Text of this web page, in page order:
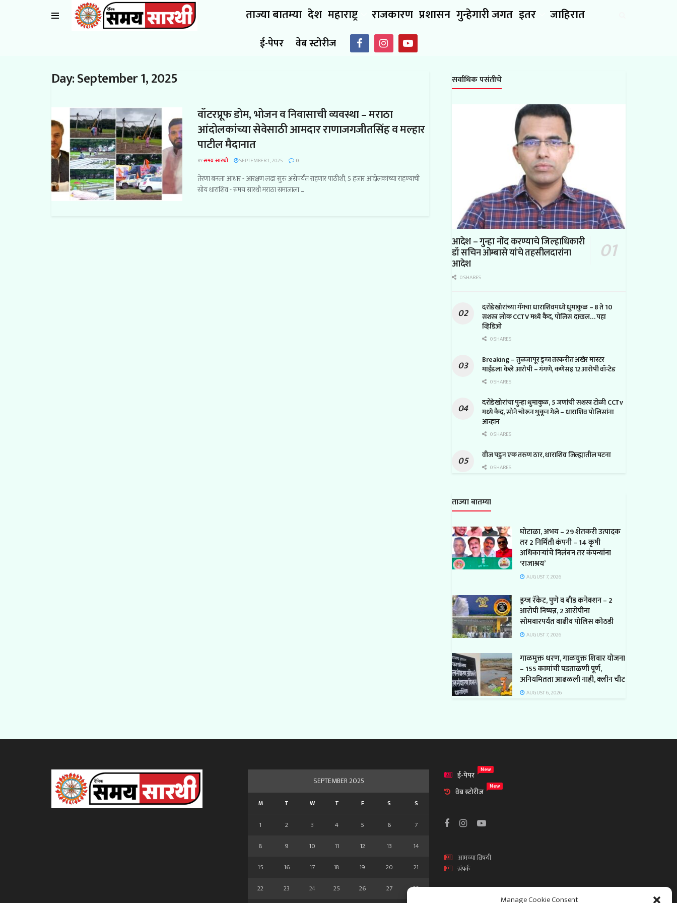
Manage Cookie Consent
ताज्या बातम्या देश महाराष्ट्र राजकारण प्रशासन गुन्हेगारी जगत इतर जाहिरात
ई-पेपर वेब स्टोरीज
Day:September 1, 2025
वॉटरप्रूफ डोम, भोजन व निवासाची व्यवस्था – मराठा
आंदोलकांच्या सेवेसाठी आमदार राणाजगजीतसिंह व मल्हार
पाटील मैदानात
BYसमय सारथी SEPTEMBER 1, 2025 0
तेरणा बनला आधार - आरक्षण लढा सुरु असेपर्यंत राहणार पाठीशी, 5 हजार आंदोलकांच्या राहण्याची
सोय धाराशिव - समय सारथी मराठा समाजाला ...
सर्वाधिक पसंतीचे
आदेश – गुन्हा नोंद करण्याचे जिल्हाधिकारी
डॉ सचिन ओम्बासे यांचे तहसीलदारांना
आदेश
0 SHARES
दरोडेखोरांच्या गँगचा धाराशिवमध्ये धुमाकुळ – 8 ते 10
सशस्त्र लोक CCTV मध्ये कैद, पोलिस दाखल… पहा
व्हिडिओ
0 SHARES
Breaking – तुळजापूर ड्रग्ज तस्करीत अखेर मास्टर
माईंडला केले आरोपी – गंगणे, कणेसह 12 आरोपी वॉन्टेड
0 SHARES
दरोडेखोरांचा पुन्हा धुमाकुळ, 5 जणांची सशस्त्र टोळी CCTv
मध्ये कैद, सोने चोरून थुकून गेले – धाराशिव पोलिसांना
आव्हान
0 SHARES
वीज पडुन एक तरुण ठार, धाराशिव जिल्ह्यातील घटना
0 SHARES
ताज्या बातम्या
घोटाळा, अभय – 29 शेतकरी उत्पादक
तर 2 निर्मिती कंपनी – 14 कृषी
अधिकाऱ्यांचे निलंबन तर कंपन्यांना
‘राजाश्रय’
AUGUST 7, 2026
ड्रग्ज रॅकेट, पुणे व बीड कनेक्शन – 2
आरोपी निष्पन्न, 2 आरोपीना
सोमवारपर्यंत वाढीव पोलिस कोठडी
AUGUST 7, 2026
गाळमुक्त धरण, गाळयुक्त शिवार योजना
– 155 कामांची पडताळणी पूर्ण,
अनियमितता आढळली नाही, क्लीन चीट
AUGUST 6, 2026
SEPTEMBER 2025
M T W T F S S
1 2 3 4 5 6
7
8
9 10 11 12 13
14
15
16 17 18 19 20
21
22
23 24 25 26 27 28
ई-पेपर New
वेब स्टोरीज New
आमच्या विषयी
संपर्क